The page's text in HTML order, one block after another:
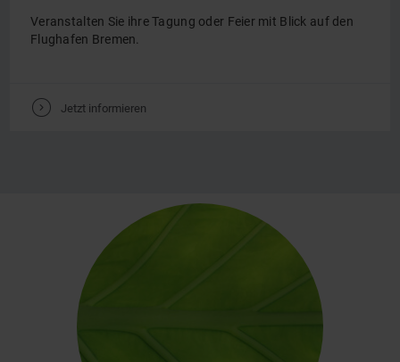
Veranstalten Sie ihre Tagung oder Feier mit Blick auf den
Flughafen Bremen.
V Jetzt informieren